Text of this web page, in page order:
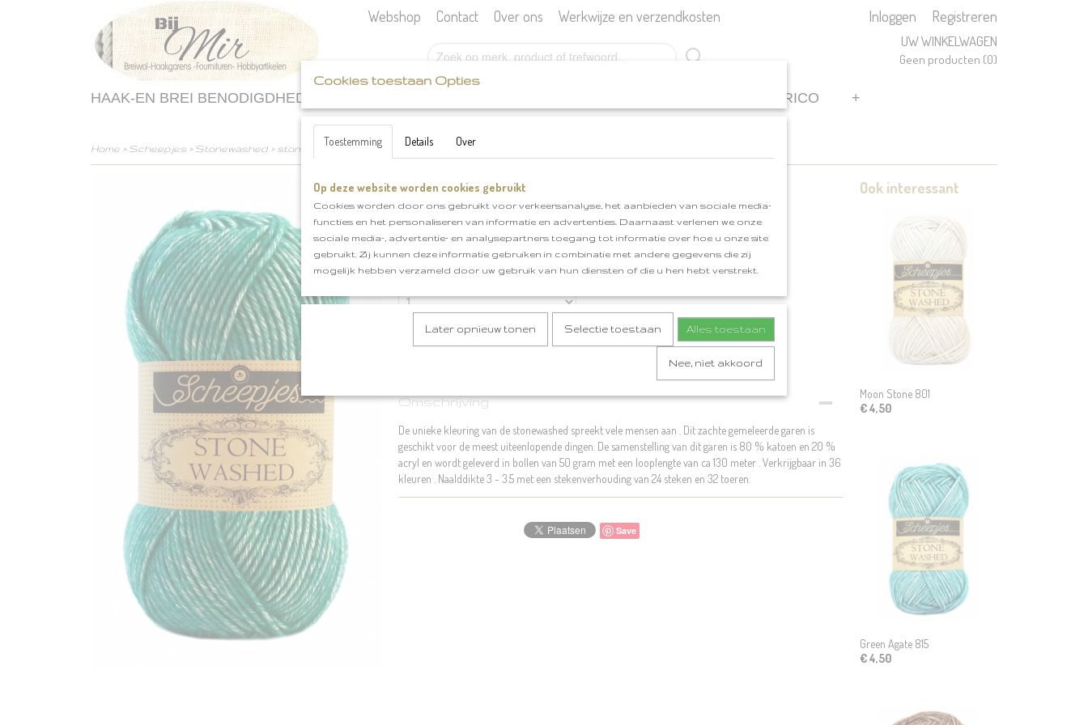
Webshop Contact Over ons Werkwijze en verzendkosten Inloggen Registreren
UW WINKELWAGEN
Geen producten (0)
HAAK-EN BREI BENODIGDHEDEN RICO +
Home > Scheepjes > Stonewashed > stonewashed Malachite klnr 825
stonewashed Malachite klnr 825
€ 4,50 (inclusief btw 21%)
✓Op voorraad
Aantal
Omschrijving
De unieke kleuring van de stonewashed spreekt vele mensen aan . Dit zachte gemeleerde garen is
geschikt voor de meest uiteenlopende dingen. De samenstelling van dit garen is 80 % katoen en 20 %
acryl en wordt geleverd in bollen van 50 gram met een looplengte van ca 130 meter . Verkrijgbaar in 36
kleuren . Naalddikte 3 - 3.5 met een stekenverhouding van 24 steken en 32 toeren.
Save
Ook interessant
Moon Stone 801
€ 4,50
Green Agate 815
€ 4,50
Cookies toestaan Opties
Toestemming Details Over
Op deze website worden cookies gebruikt
Cookies worden door ons gebruikt voor verkeersanalyse, het aanbieden van sociale media-
functies en het personaliseren van informatie en advertenties. Daarnaast verlenen we onze
sociale media-, advertentie- en analysepartners toegang tot informatie over hoe u onze site
gebruikt. Zij kunnen deze informatie gebruiken in combinatie met andere gegevens die zij
mogelijk hebben verzameld door uw gebruik van hun diensten of die u hen hebt verstrekt.
Later opnieuw tonen Selectie toestaan Alles toestaan
Nee, niet akkoord